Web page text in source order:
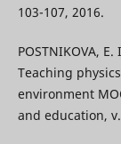
103-107, 2016.
POSTNIKOVA, E.
Teaching
environment
and education,